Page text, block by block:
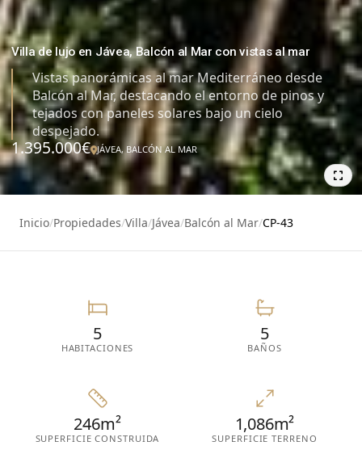
Villa de lujo en Jávea, Balcón al Mar con vistas al mar
Vistas panorámicas al mar Mediterráneo desde
Balcón al Mar, destacando el entorno de pinos y
tejados con paneles solares bajo un cielo
despejado.
1.395.000€ JÁVEA, BALCÓN AL MAR
Inicio/Propiedades/Villa/Jávea/Balcón al Mar/CP-43
5
HABITACIONES
5
BAÑOS
246m²
SUPERFICIE CONSTRUIDA
1,086m²
SUPERFICIE TERRENO